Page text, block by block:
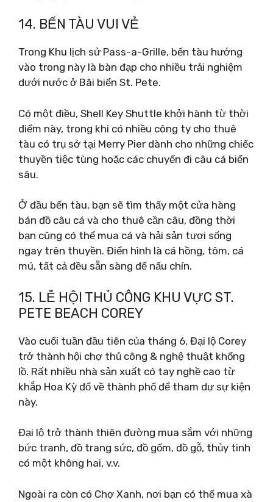
14. BẾN TÀU VUI VẺ
Trong Khu lịch sử Pass-a-Grille, bến tàu hướng
vào trong này là bàn đạp cho nhiều trải nghiệm
dưới nước ở Bãi biển St. Pete.
Có một điều, Shell Key Shuttle khởi hành từ thời
điểm này, trong khi có nhiều công ty cho thuê
tàu có trụ sở tại Merry Pier dành cho những chiếc
thuyền tiệc tùng hoặc các chuyến đi câu cá biển
sâu.
Ở đầu bến tàu, bạn sẽ tìm thấy một cửa hàng
bán đồ câu cá và cho thuê cần câu, đồng thời
bạn cũng có thể mua cá và hải sản tươi sống
ngay trên thuyền. Điển hình là cá hồng, tôm, cá
mú, tất cả đều sẵn sàng để nấu chín.
15. LỄ HỘI THỦ CÔNG KHU VỰC ST.
PETE BEACH COREY
Vào cuối tuần đầu tiên của tháng 6, Đại lộ Corey
trở thành hội chợ thủ công & nghệ thuật khổng
lồ. Rất nhiều nhà sản xuất có tay nghề cao từ
khắp Hoa Kỳ đổ về thành phố để tham dự sự kiện
này.
Đại lộ trở thành thiên đường mua sắm với những
bức tranh, đồ trang sức, đồ gốm, đồ gỗ, thủy tinh
có một không hai, v.v.
Ngoài ra còn có Chợ Xanh, nơi bạn có thể mua xà